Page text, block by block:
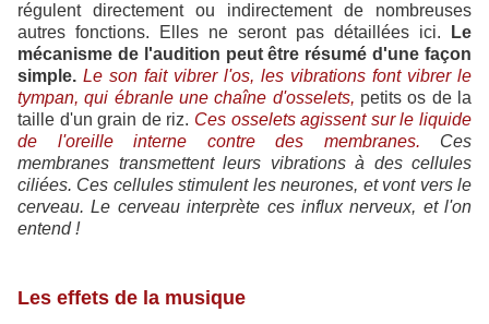
régulent directement ou indirectement de nombreuses
autres fonctions. Elles ne seront pas détaillées ici.
Le
mécanisme de l'audition peut être résumé d'une façon
simple. Le son fait vibrer l'os, les vibrations font vibrer le
tympan, qui ébranle une chaîne d'osselets, petits os de la
taille d'un grain de riz. Ces osselets agissent sur le liquide
de l'oreille interne contre des membranes.
Ces
membranes transmettent leurs vibrations à des cellules
ciliées. Ces cellules stimulent les neurones, et vont vers le
cerveau. Le cerveau interprète ces influx nerveux, et l'on
entend !
Les effets de la musique